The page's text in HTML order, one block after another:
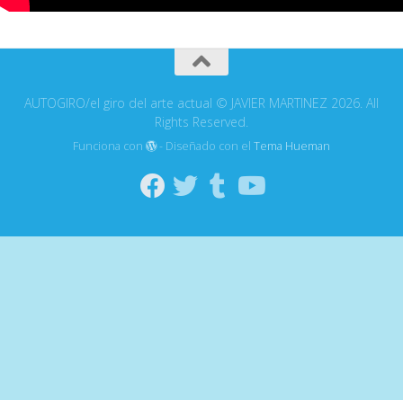
AUTOGIRO/el giro del arte actual © JAVIER MARTINEZ 2026. All
Rights Reserved.
Funciona con - Diseñado con elTema Hueman